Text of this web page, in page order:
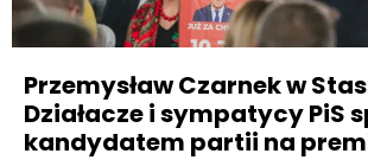
Przemysław Czarnek w
Działacze i sympatycy PiS
kandydatem partii na